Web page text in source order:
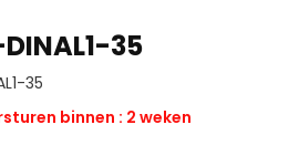
35
35
binnen : 2 weken